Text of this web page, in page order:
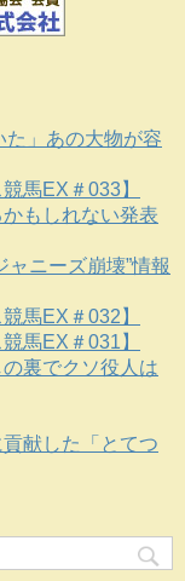
」あの大物が容
馬EX＃033】
もしれない発表
ャニーズ崩壊”情報
馬EX＃032】
馬EX＃031】
裏でクソ役人は
献した「とてつ